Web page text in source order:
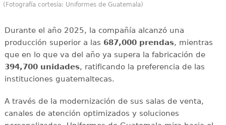
(Fotografía cortesía: Uniformes de Guatemala)
Durante el año 2025, la compañía alcanzó una
producción superior a las 687,000 prendas, mientras
que en lo que va del año ya supera la fabricación de
394,700 unidades, ratificando la preferencia de las
instituciones guatemaltecas.
A través de la modernización de sus salas de venta,
canales de atención optimizados y soluciones